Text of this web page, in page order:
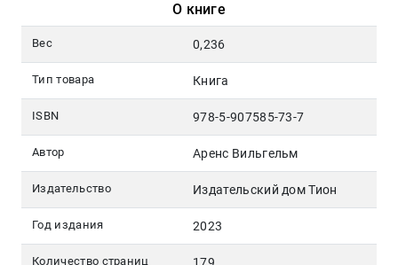
О книге
Вес 0,236
Тип товара Книга
ISBN 978-5-907585-73-7
Автор Аренс Вильгельм
Издательство Издательский дом Тион
Год издания 2023
Количество страниц